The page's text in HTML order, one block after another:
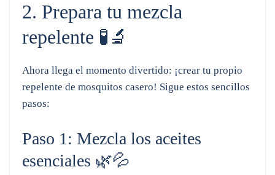
2. Prepara tu mezcla
repelente 🧪🔬
Ahora llega el momento divertido: ¡crear tu propio
repelente de mosquitos casero! Sigue estos sencillos
pasos:
Paso 1: Mezcla los aceites
esenciales 🌿💦